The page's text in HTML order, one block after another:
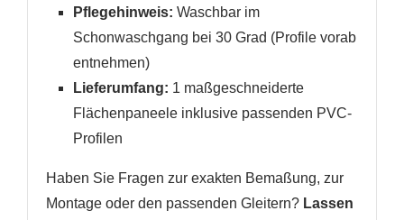
Pflegehinweis: Waschbar im
Schonwaschgang bei 30 Grad (Profile vorab
entnehmen)
Lieferumfang: 1 maßgeschneiderte
Flächenpaneele inklusive passenden PVC-
Profilen
Haben Sie Fragen zur exakten Bemaßung, zur
Montage oder den passenden Gleitern? Lassen